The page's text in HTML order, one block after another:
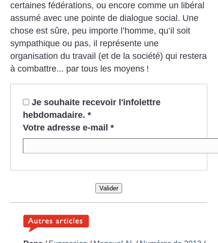
certaines fédérations, ou encore comme un libéral
assumé avec une pointe de dialogue social. Une
chose est sûre, peu importe l’homme, qu’il soit
sympathique ou pas, il représente une
organisation du travail (et de la société) qui restera
à combattre... par tous les moyens !
Je souhaite recevoir l'infolettre
hebdomadaire. *
Votre adresse e-mail *
Valider